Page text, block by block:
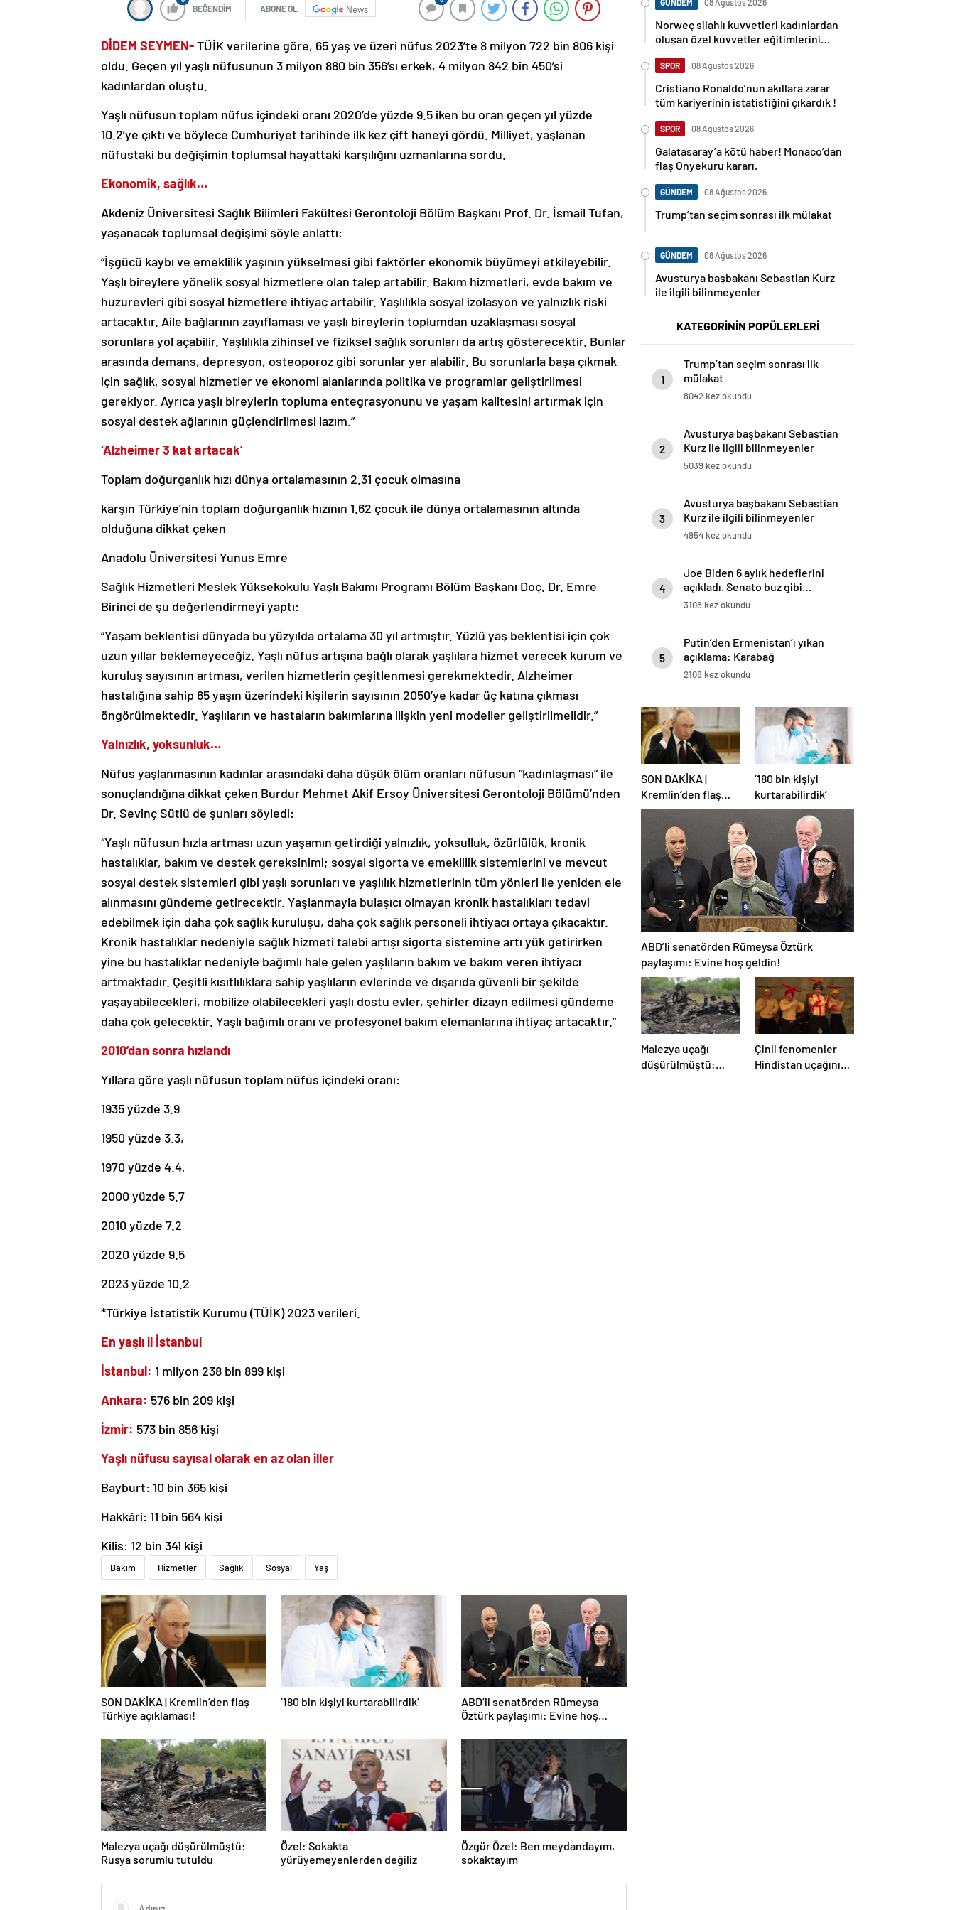
BEĞENDİM ABONE OL News
DİDEM SEYMEN-TÜİK verilerine göre, 65 yaş ve üzeri nüfus 2023’te 8 milyon 722 bin 806 kişi
oldu. Geçen yıl yaşlı nüfusunun 3 milyon 880 bin 356’sı erkek, 4 milyon 842 bin 450’si
kadınlardan oluştu.
Yaşlı nüfusun toplam nüfus içindeki oranı 2020’de yüzde 9.5 iken bu oran geçen yıl yüzde
10.2’ye çıktı ve böylece Cumhuriyet tarihinde ilk kez çift haneyi gördü. Milliyet, yaşlanan
nüfustaki bu değişimin toplumsal hayattaki karşılığını uzmanlarına sordu.
Ekonomik, sağlık…
Akdeniz Üniversitesi Sağlık Bilimleri Fakültesi Gerontoloji Bölüm Başkanı Prof. Dr. İsmail Tufan,
yaşanacak toplumsal değişimi şöyle anlattı:
“İşgücü kaybı ve emeklilik yaşının yükselmesi gibi faktörler ekonomik büyümeyi etkileyebilir.
Yaşlı bireylere yönelik sosyal hizmetlere olan talep artabilir. Bakım hizmetleri, evde bakım ve
huzurevleri gibi sosyal hizmetlere ihtiyaç artabilir. Yaşlılıkla sosyal izolasyon ve yalnızlık riski
artacaktır. Aile bağlarının zayıflaması ve yaşlı bireylerin toplumdan uzaklaşması sosyal
sorunlara yol açabilir. Yaşlılıkla zihinsel ve fiziksel sağlık sorunları da artış gösterecektir. Bunlar
arasında demans, depresyon, osteoporoz gibi sorunlar yer alabilir. Bu sorunlarla başa çıkmak
için sağlık, sosyal hizmetler ve ekonomi alanlarında politika ve programlar geliştirilmesi
gerekiyor. Ayrıca yaşlı bireylerin topluma entegrasyonunu ve yaşam kalitesini artırmak için
sosyal destek ağlarının güçlendirilmesi lazım.”
‘Alzheimer 3 kat artacak’
Toplam doğurganlık hızı dünya ortalamasının 2.31 çocuk olmasına
karşın Türkiye’nin toplam doğurganlık hızının 1.62 çocuk ile dünya ortalamasının altında
olduğuna dikkat çeken
Anadolu Üniversitesi Yunus Emre
Sağlık Hizmetleri Meslek Yüksekokulu Yaşlı Bakımı Programı Bölüm Başkanı Doç. Dr. Emre
Birinci de şu değerlendirmeyi yaptı:
“Yaşam beklentisi dünyada bu yüzyılda ortalama 30 yıl artmıştır. Yüzlü yaş beklentisi için çok
uzun yıllar beklemeyeceğiz. Yaşlı nüfus artışına bağlı olarak yaşlılara hizmet verecek kurum ve
kuruluş sayısının artması, verilen hizmetlerin çeşitlenmesi gerekmektedir. Alzheimer
hastalığına sahip 65 yaşın üzerindeki kişilerin sayısının 2050’ye kadar üç katına çıkması
öngörülmektedir. Yaşlıların ve hastaların bakımlarına ilişkin yeni modeller geliştirilmelidir.”
Yalnızlık, yoksunluk…
Nüfus yaşlanmasının kadınlar arasındaki daha düşük ölüm oranları nüfusun “kadınlaşması” ile
sonuçlandığına dikkat çeken Burdur Mehmet Akif Ersoy Üniversitesi Gerontoloji Bölümü’nden
Dr. Sevinç Sütlü de şunları söyledi:
“Yaşlı nüfusun hızla artması uzun yaşamın getirdiği yalnızlık, yoksulluk, özürlülük, kronik
hastalıklar, bakım ve destek gereksinimi; sosyal sigorta ve emeklilik sistemlerini ve mevcut
sosyal destek sistemleri gibi yaşlı sorunları ve yaşlılık hizmetlerinin tüm yönleri ile yeniden ele
alınmasını gündeme getirecektir. Yaşlanmayla bulaşıcı olmayan kronik hastalıkları tedavi
edebilmek için daha çok sağlık kuruluşu, daha çok sağlık personeli ihtiyacı ortaya çıkacaktır.
Kronik hastalıklar nedeniyle sağlık hizmeti talebi artışı sigorta sistemine artı yük getirirken
yine bu hastalıklar nedeniyle bağımlı hale gelen yaşlıların bakım ve bakım veren ihtiyacı
artmaktadır. Çeşitli kısıtlılıklara sahip yaşlıların evlerinde ve dışarıda güvenli bir şekilde
yaşayabilecekleri, mobilize olabilecekleri yaşlı dostu evler, şehirler dizayn edilmesi gündeme
daha çok gelecektir. Yaşlı bağımlı oranı ve profesyonel bakım elemanlarına ihtiyaç artacaktır.”
2010’dan sonra hızlandı
Yıllara göre yaşlı nüfusun toplam nüfus içindeki oranı:
1935 yüzde 3.9
1950 yüzde 3.3,
1970 yüzde 4.4,
2000 yüzde 5.7
2010 yüzde 7.2
2020 yüzde 9.5
2023 yüzde 10.2
*Türkiye İstatistik Kurumu (TÜİK) 2023 verileri.
En yaşlı il İstanbul
İstanbul: 1 milyon 238 bin 899 kişi
Ankara: 576 bin 209 kişi
İzmir: 573 bin 856 kişi
Yaşlı nüfusu sayısal olarak en az olan iller
Bayburt: 10 bin 365 kişi
Hakkâri: 11 bin 564 kişi
Kilis: 12 bin 341 kişi
Bakım Hizmetler Sağlık Sosyal Yaş
SON DAKİKA | Kremlin’den flaş
Türkiye açıklaması!
‘180 bin kişiyi kurtarabilirdik’
ABD’li senatörden Rümeysa
Öztürk paylaşımı: Evine hoş
Malezya uçağı düşürülmüştü:
Rusya sorumlu tutuldu
Özel: Sokakta
yürüyemeyenlerden değiliz
Özgür Özel: Ben meydandayım,
sokaktayım
GÜNDEM 08 Ağustos 2026
Norweç silahlı kuvvetleri kadınlardan
oluşan özel kuvvetler eğitimlerini
SPOR 08 Ağustos 2026
Cristiano Ronaldo’nun akıllara zarar
tüm kariyerinin istatistiğini çıkardık !
SPOR 08 Ağustos 2026
Galatasaray’a kötü haber! Monaco’dan
flaş Onyekuru kararı.
GÜNDEM 08 Ağustos 2026
Trump’tan seçim sonrası ilk mülakat
GÜNDEM 08 Ağustos 2026
Avusturya başbakanı Sebastian Kurz
ile ilgili bilinmeyenler
KATEGORİNİN POPÜLERLERİ
1
Trump’tan seçim sonrası ilk
mülakat
8042 kez okundu
2
Avusturya başbakanı Sebastian
Kurz ile ilgili bilinmeyenler
5039 kez okundu
3
Avusturya başbakanı Sebastian
Kurz ile ilgili bilinmeyenler
4954 kez okundu
4
Joe Biden 6 aylık hedeflerini
açıkladı. Senato buz gibi…
3108 kez okundu
5
Putin’den Ermenistan’ı yıkan
açıklama: Karabağ
Azerbaycan’ın ayrılmaz bir
2108 kez okundu
SON DAKİKA |
Kremlin’den flaş
Türkiye açıklaması!
‘180 bin kişiyi
kurtarabilirdik’
ABD’li senatörden Rümeysa Öztürk
paylaşımı: Evine hoş geldin!
Malezya uçağı
düşürülmüştü:
Çinli fenomenler
Hindistan uçağının